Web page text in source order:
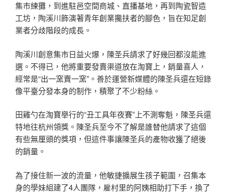
集市練攤，到進駐邑空間商城、直播基地，再到陶瓷智造
工坊，陶溪川飾演著青年創業攙扶者的腳色，旨在知足創
業者分歧階段的成長。
陶溪川創意集市日益火爆，陳圣兵請求了好幾回都沒能進
選。不得已，他將重要發賣渠道放在淘寶上，銷量喜人，
經常是“出一窯賣一窯”。善於運營新媒體的陳圣兵還在短錄
像平臺分發本身的制作，積聚了不少粉絲。
田雞勺在淘寶舉行的“丑工具年夜賽”上不測奪魁，陳圣兵還
特地往杭州領獎。陳圣兵至今不了解是誰替他請求了這個
有些無厘頭的獎項，但這件事讓陳圣兵的產物收獲了絕後
的銷量。
為了接住新一波的流量，他敏捷擴展生孩子範圍，召集本
身的學妹組建了4人團隊，雇村里的阿姨相助打下手，換了